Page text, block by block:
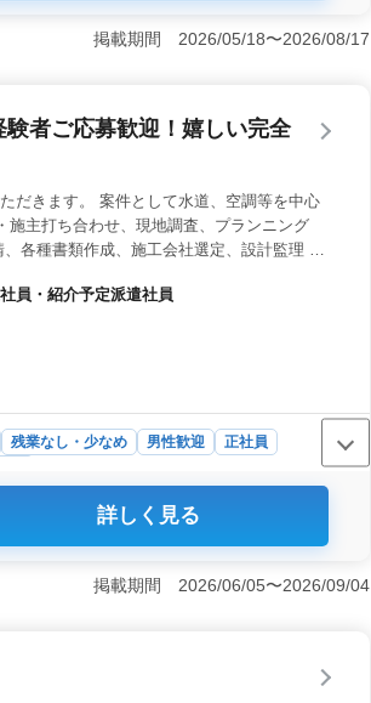
ャンスです。 ＜業務内容＞ 学校、公
計業務経験6年以上やCAD経験があれば
磨きたい方、新しい環境での成長を目指
掲載期間 2026/05/18〜2026/08/17
者ご応募歓迎！嬉しい完全
だきます。 案件として水道、空調等を中心
主打ち合わせ、現地調査、プランニング
各種書類作成、施工会社選定、設計監理 等
様のご応募、お待ちしております！
員・紹介予定派遣社員
残業なし・少なめ 男性歓迎
正社員
2日制で働きやすい環境を提供◎＞ 当
験を活かして活躍してください。 ＜業
となっており、通勤手当や賞与、福
詳しく見る
掲載期間 2026/06/05〜2026/09/04